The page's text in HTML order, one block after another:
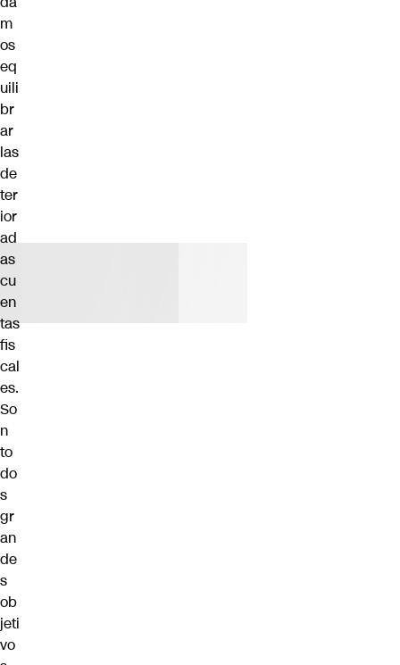
m
os
eq
uili
br
ar
las
de
ter
ior
ad
as
cu
en
tas
fis
cal
es.
So
n
to
do
s
gr
an
de
s
ob
jeti
vo